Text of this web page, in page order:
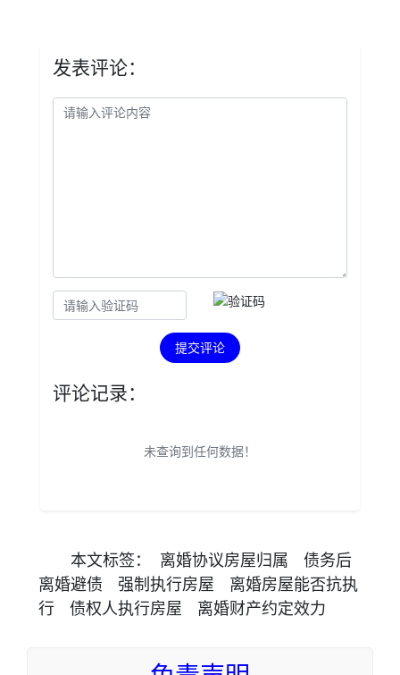
发表评论：
提交评论
评论记录：
未查询到任何数据！
本文标签： 离婚协议房屋归属
债务后
离婚避债
强制执行房屋
离婚房屋能否抗执
行
债权人执行房屋 离婚财产约定效力